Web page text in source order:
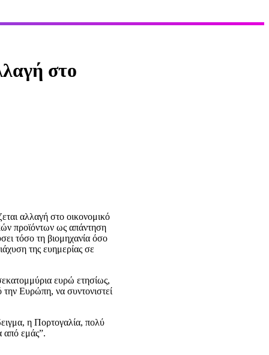
στο
αλλαγή στο οικονομικό
προϊόντων ως απάντηση
τόσο τη βιομηχανία όσο
της ευημερίας σε
ευρώ ετησίως,
Ευρώπη, να συντονιστεί
η Πορτογαλία, πολύ
από εμάς”.